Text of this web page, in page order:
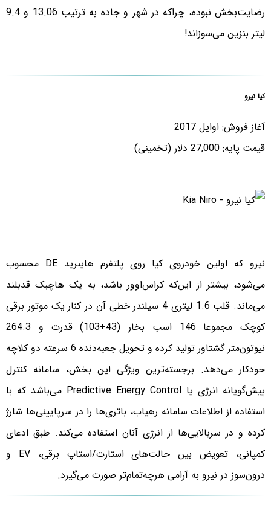
رضایت‌بخش نبوده، چراکه در شهر و جاده به ترتیب 13.06 و 9.4
لیتر بنزین می‌سوزاند!
کیا نیرو
آغاز فروش: اوایل 2017
قیمت پایه: 27,000 دلار (تخمینی)
نیرو که اولین خودروی کیا روی پلتفرم هایبرید DE محسوب
می‌شود، بیشتر از این‌که کراس‌اوور باشد، به یک هاچبک قدبلند
می‌ماند. قلب 1.6 لیتری 4 سیلندر خطی آن در کنار یک موتور برقی
کوچک مجموعا 146 اسب بخار (43+103) قدرت و 264.3
نیوتون‌متر گشتاور تولید کرده و تحویل جعبه‌دنده 6 سرعته دو کلاچه
خودکار می‌دهد. برجسته‌ترین ویژگی این بخش، سامانه کنترل
پیش‌گویانه انرژی یا Predictive Energy Control می‌باشد که با
استفاده از اطلاعات سامانه رهیاب، باتری‌ها را در سرپایینی‌ها شارژ
کرده و در سربالایی‌ها از انرژی آنان استفاده می‌کند. طبق ادعای
کمپانی، تعویض بین حالت‌های استارت/استاپ برقی، EV و
درون‌سوز در نیرو به آرامی هرچه‌تمام‌تر صورت می‌گیرد.